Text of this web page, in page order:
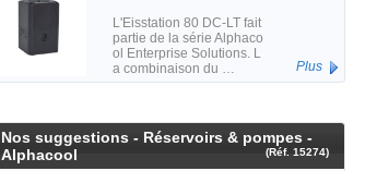
L'Eisstation 80 DC-LT fait
partie de la série Alphaco
ol Enterprise Solutions. L
a combinaison du …
Plus
Nos suggestions - Réservoirs & pompes -
Alphacool
(Réf. 15274)